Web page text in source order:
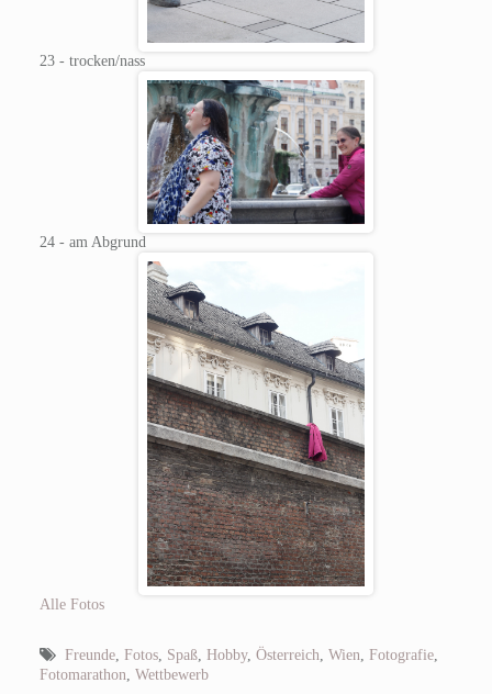
23 - trocken/nass
24 - am Abgrund
Alle Fotos
Freunde, Fotos, Spaß, Hobby, Österreich, Wien, Fotografie,
Fotomarathon, Wettbewerb